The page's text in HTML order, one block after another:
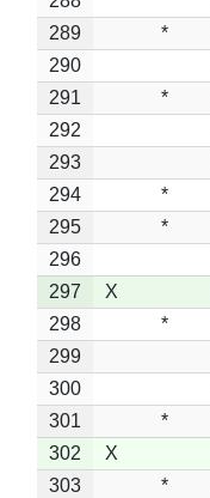
289
*
290
291
*
292
293
294
*
295
*
296
297
X
298
*
299
300
301
*
302
X
303
*